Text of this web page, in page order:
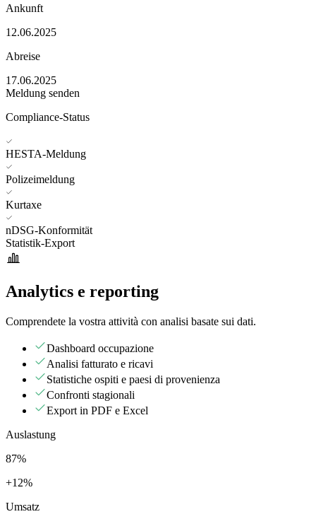
Ankunft
12.06.2025
Abreise
17.06.2025
Meldung senden
Compliance-Status
HESTA-Meldung
Polizeimeldung
Kurtaxe
nDSG-Konformität
Statistik-Export
Analytics e reporting
Comprendete la vostra attività con analisi basate sui dati.
Dashboard occupazione
Analisi fatturato e ricavi
Statistiche ospiti e paesi di provenienza
Confronti stagionali
Export in PDF e Excel
Auslastung
87%
+12%
Umsatz